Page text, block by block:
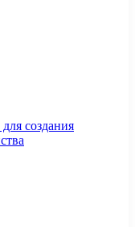
создания